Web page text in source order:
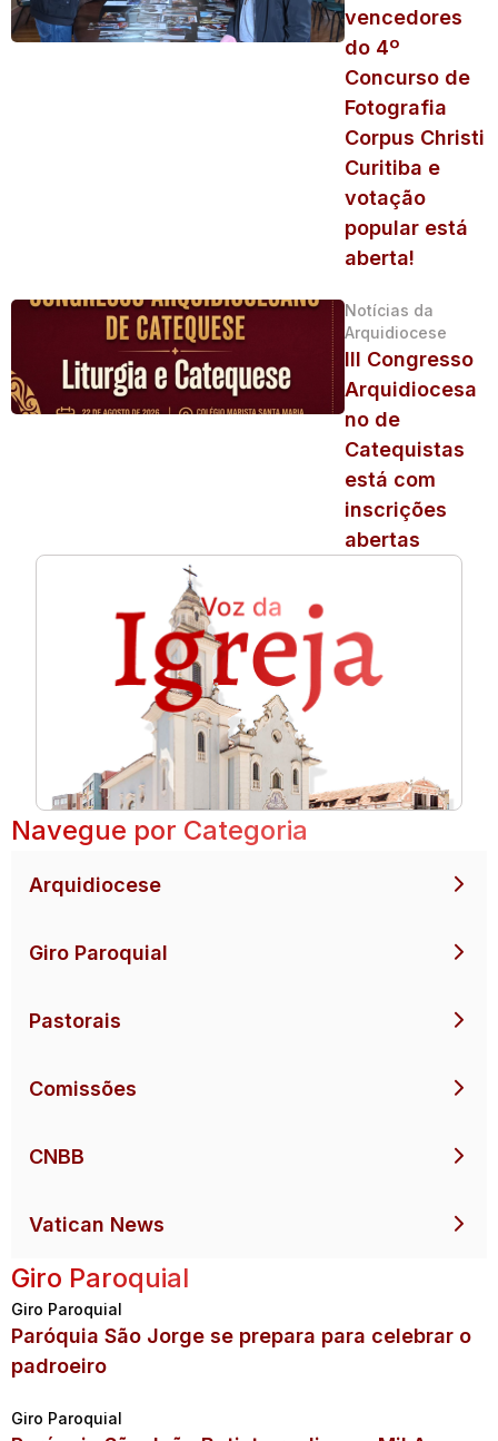
vencedores
do 4º
Concurso de
Fotografia
Corpus Christi
Curitiba e
votação
popular está
aberta!
Notícias da
Arquidiocese
III Congresso
Arquidiocesa
no de
Catequistas
está com
inscrições
abertas
Navegue por Categoria
Arquidiocese
Giro Paroquial
Pastorais
Comissões
CNBB
Vatican News
Giro Paroquial
Giro Paroquial
Paróquia São Jorge se prepara para celebrar o
padroeiro
Giro Paroquial